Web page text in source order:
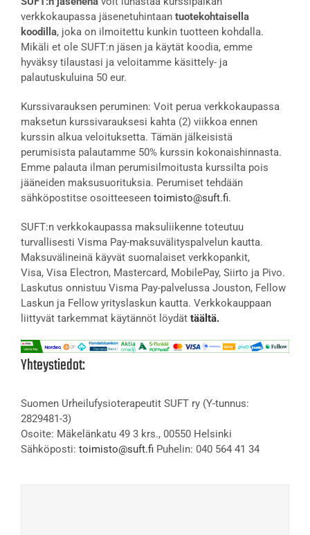
verkkokaupassa jäsenetuhintaan tuotekohtaisella
koodilla, joka on ilmoitettu kunkin tuotteen kohdalla.
Mikäli et ole SUFT:n jäsen ja käytät koodia, emme
hyväksy tilaustasi ja veloitamme käsittely- ja
palautuskuluina 50 eur.
Kurssivarauksen peruminen: Voit perua verkkokaupassa
maksetun kurssivarauksesi kahta (2) viikkoa ennen
kurssin alkua veloituksetta. Tämän jälkeisistä
perumisista palautamme 50% kurssin kokonaishinnasta.
Emme palauta ilman perumisilmoitusta kurssilta pois
jääneiden maksusuorituksia. Perumiset tehdään
sähköpostitse osoitteeseen toimisto@suft.fi.
SUFT:n verkkokaupassa maksuliikenne toteutuu
turvallisesti Visma Pay-maksuvälityspalvelun kautta.
Maksuvälineinä käyvät suomalaiset verkkopankit,
Visa, Visa Electron, Mastercard, MobilePay, Siirto ja Pivo.
Laskutus onnistuu Visma Pay-palvelussa Jouston, Fellow
Laskun ja Fellow yrityslaskun kautta. Verkkokauppaan
liittyvät tarkemmat käytännöt löydät täältä.
Yhteystiedot:
Suomen Urheilufysioterapeutit SUFT ry (Y-tunnus:
2829481-3)
Osoite: Mäkelänkatu 49 3 krs., 00550 Helsinki
Sähköposti: toimisto@suft.fi Puhelin: 040 564 41 34